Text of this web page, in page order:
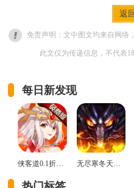
返
免责声明：文中图文均来自网络
此文仅为传递信息，不代表
每日新发现
侠客道0.1折变态版 无尽寒冬天蛇新春送礼版